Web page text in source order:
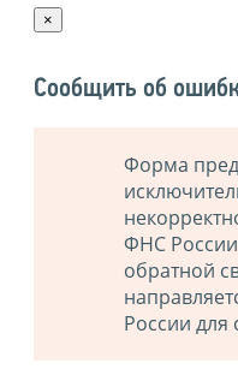
×
Сообщить об
Форма
ФНС
обратной
России для